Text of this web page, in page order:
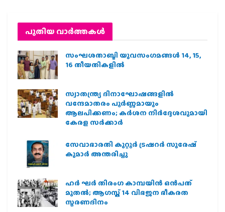
പുതിയ വാര്‍ത്തകള്‍
സംഘശതാബ്ദി യുവസംഗമങ്ങള്‍ 14, 15,
16 തീയതികളില്‍
സ്വാതന്ത്ര്യ ദിനാഘോഷങ്ങളിൽ
വന്ദേമാതരം പൂർണ്ണമായും
ആലപിക്കണം; കർശന നിർദ്ദേശവുമായി
കേരള സർക്കാർ
സേവാഭാരതി കുറ്റൂർ ട്രഷറർ സുരേഷ്
കുമാർ അന്തരിച്ചു
ഹര്‍ ഘര്‍ തിരംഗ കാമ്പയിന്‍ ഒന്‍പത്
മുതല്‍; ആഗസ്ത് 14 വിഭജന ഭീകരത
സ്മരണദിനം